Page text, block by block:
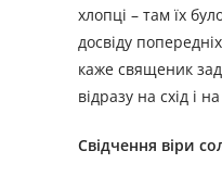
хлопці – там їх
досвіду
каже священик
відразу на схід і
Свідчення віри